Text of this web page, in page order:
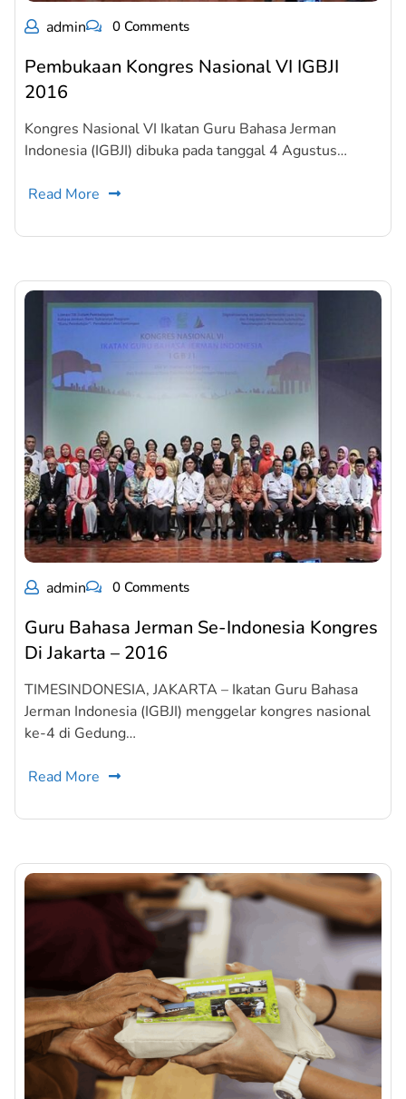
admin 0 Comments
Pembukaan Kongres Nasional VI IGBJI
2016
Kongres Nasional VI Ikatan Guru Bahasa Jerman
Indonesia (IGBJI) dibuka pada tanggal 4 Agustus…
Read More
admin 0 Comments
Guru Bahasa Jerman Se-Indonesia Kongres
Di Jakarta – 2016
TIMESINDONESIA, JAKARTA – Ikatan Guru Bahasa
Jerman Indonesia (IGBJI) menggelar kongres nasional
ke-4 di Gedung…
Read More